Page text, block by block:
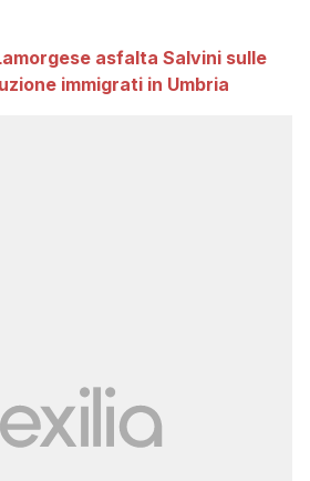
asfalta Salvini sulle
immigrati in Umbria